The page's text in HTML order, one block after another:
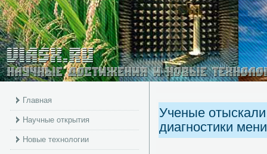
Главная
Научные открытия
Новые технологии
Ученые
диагностики